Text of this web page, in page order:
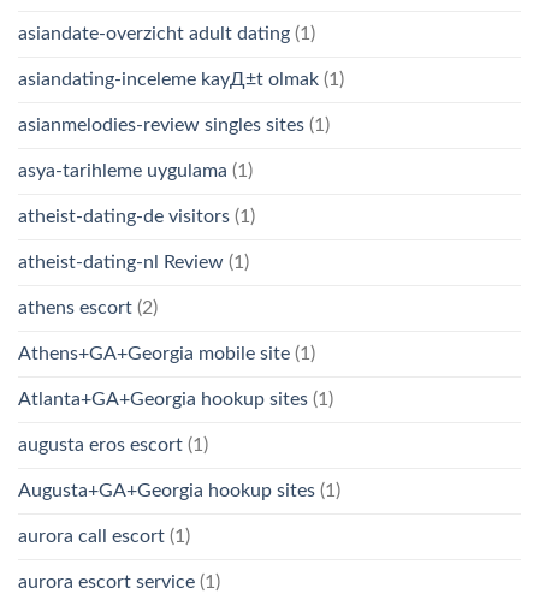
asiandate-overzicht adult dating (1)
asiandating-inceleme kayД±t olmak (1)
asianmelodies-review singles sites (1)
asya-tarihleme uygulama (1)
atheist-dating-de visitors (1)
atheist-dating-nl Review (1)
athens escort (2)
Athens+GA+Georgia mobile site (1)
Atlanta+GA+Georgia hookup sites (1)
augusta eros escort (1)
Augusta+GA+Georgia hookup sites (1)
aurora call escort (1)
aurora escort service (1)